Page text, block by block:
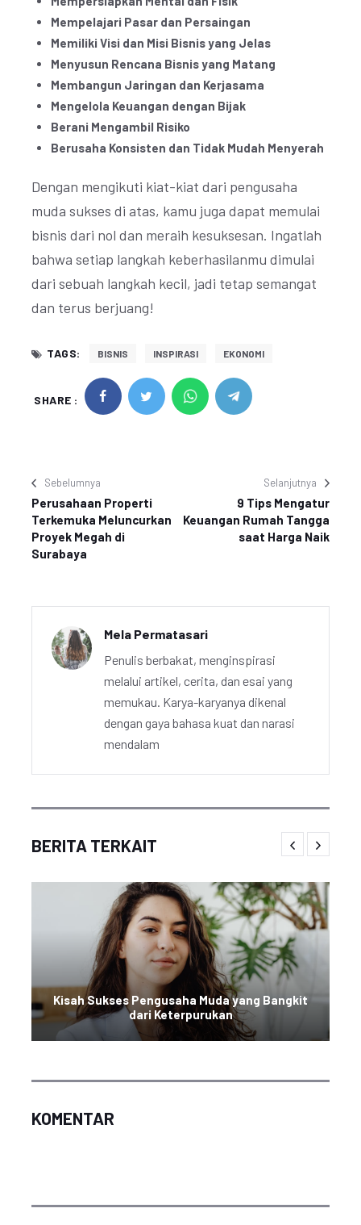
Mempelajari Pasar dan Persaingan
Memiliki Visi dan Misi Bisnis yang Jelas
Menyusun Rencana Bisnis yang Matang
Membangun Jaringan dan Kerjasama
Mengelola Keuangan dengan Bijak
Berani Mengambil Risiko
Berusaha Konsisten dan Tidak Mudah Menyerah
Dengan mengikuti kiat-kiat dari pengusaha
muda sukses di atas, kamu juga dapat memulai
bisnis dari nol dan meraih kesuksesan. Ingatlah
bahwa setiap langkah keberhasilanmu dimulai
dari sebuah langkah kecil, jadi tetap semangat
dan terus berjuang!
TAGS: BISNIS INSPIRASI EKONOMI
SHARE :
Sebelumnya
Perusahaan Properti
Terkemuka Meluncurkan
Proyek Megah di
Surabaya
Selanjutnya
9 Tips Mengatur
Keuangan Rumah Tangga
saat Harga Naik
Mela Permatasari
Penulis berbakat, menginspirasi
melalui artikel, cerita, dan esai yang
memukau. Karya-karyanya dikenal
dengan gaya bahasa kuat dan narasi
mendalam
BERITA TERKAIT
Kisah Sukses Pengusaha Muda yang Bangkit
dari Keterpurukan
KOMENTAR